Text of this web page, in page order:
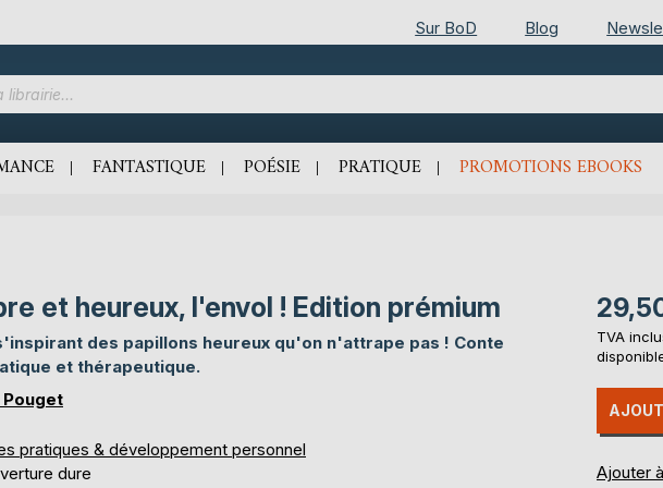
Sur BoD Blog
FANTASTIQUE POÉSIE PRATIQUE PROMOTIONS EBOOKS
et heureux, l'envol ! Edition prémium
des papillons heureux qu'on n'attrape pas ! Conte
et thérapeutique.
Pouget
pratiques & développement personnel
dure
TVA
Ajouter